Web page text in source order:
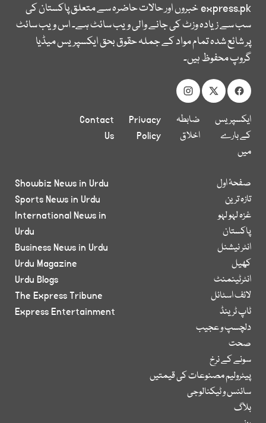
express.pkخبروں اور حالات حاضرہ سے متعلق پاکستان کی
سب سے زیادہ وزٹ کی جانے والی ویب سائٹ ہے۔ اس ویب سائٹ
پر شائع شدہ تمام مواد کے جملہ حقوق بحق ایکسپریس میڈیا
گروپ محفوظ ہیں۔
ایکسپریس
کے بارے
میں
ضابطہ
اخلاق
Privacy
Policy
Contact
Us
صفحۂ اول
تازہ ترین
غزہ لہو لہو
پاکستان
انٹر نیشنل
کھیل
انٹرٹینمنٹ
لائف اسٹائل
ٹاپ ٹرینڈ
دلچسپ و عجیب
صحت
سونے کے نرخ
پیٹرولیم مصنوعات کی قیمتیں
سائنس و ٹیکنالوجی
بلاگ
Showbiz News in Urdu
Sports News in Urdu
International News in
Urdu
Business News in Urdu
Urdu Magazine
Urdu Blogs
The Express Tribune
Express Entertainment